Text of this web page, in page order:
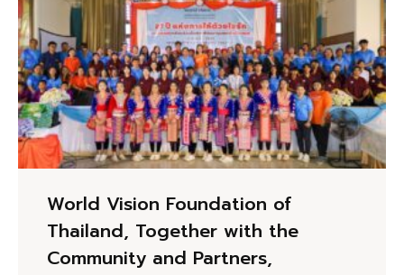
World Vision Foundation of
Thailand, Together with the
Community and Partners,